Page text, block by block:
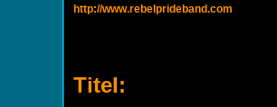
http://www.rebelprideband.com
Titel: